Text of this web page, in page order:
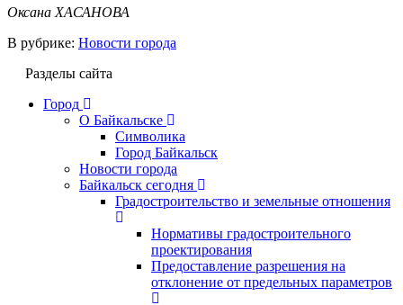
Оксана ХАСАНОВА
В рубрике: Новости города
Разделы сайта
Город
О Байкальске
Символика
Город Байкальск
Новости города
Байкальск сегодня
Градостроительство и земельные отношения
Нормативы градостроительного
проектирования
Предоставление разрешения на
отклонение от предельных параметров